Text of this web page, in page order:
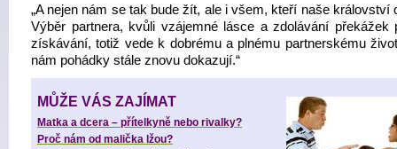
„A nejen nám se tak bude žít, ale i všem, kteří naše království
Výběr partnera, kvůli vzájemné lásce a zdolávání překážek
získávání, totiž vede k dobrému a plnému partnerskému
nám pohádky stále znovu dokazují.“
MŮŽE VÁS ZAJÍMAT
Matka a dcera – přítelkyně nebo rivalky?
Proč nám od malička lžou?